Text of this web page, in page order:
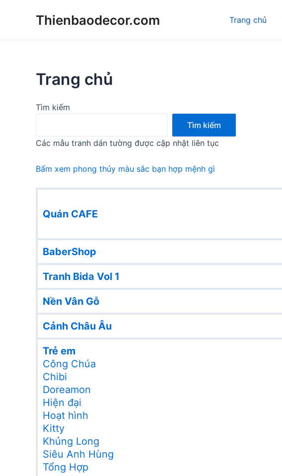
Thienbaodecor.com Trang chủ
Trang chủ
Tìm kiếm
Tìm kiếm
Các mẫu tranh dán tường được cập nhật liên tục
Bấm xem phong thủy màu sắc bạn hợp mệnh gì
Quán CAFE
BaberShop
Tranh Bida Vol 1
Nền Vân Gỗ
Cảnh Châu Âu
Trẻ em
Công Chúa
Chibi
Doreamon
Hiện đại
Hoạt hình
Kitty
Khủng Long
Siêu Anh Hùng
Tổng Hợp